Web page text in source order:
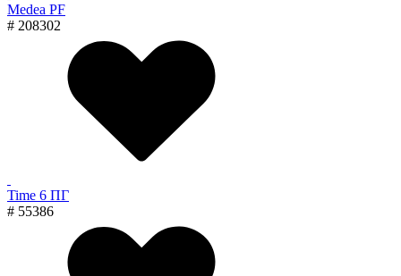
Medea PF
# 208302
Time 6 ПГ
# 55386